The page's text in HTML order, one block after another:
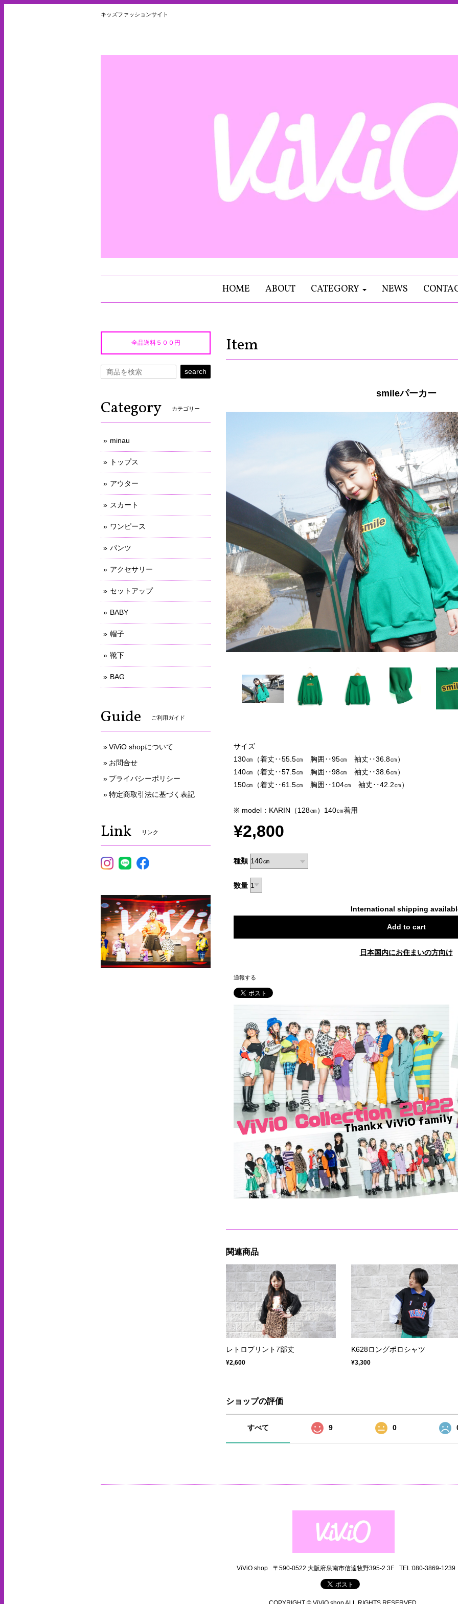
キッズファッションサイト
HOME ABOUT CATEGORY NEWS
Item
smileパーカー
サイズ
130㎝（着丈‥55.5㎝ 胸囲‥95㎝ 袖丈‥36.8㎝）
140㎝（着丈‥57.5㎝ 胸囲‥98㎝ 袖丈‥38.6㎝）
150㎝（着丈‥61.5㎝ 胸囲‥104㎝ 袖丈‥42.2㎝）
※ model：KARIN（128㎝）140㎝着用
¥2,800
種類
数量
International shipping
Add to cart
日本国内にお住まいの方向け
通報する
関連商品
レトロプリント7部丈
¥2,600
K628ロングポロシャツ
¥3,300
ショップの評価
すべて 9 0
全品送料５００円
search
Category カテゴリー
minau
トップス
アウター
スカート
ワンピース
パンツ
アクセサリー
セットアップ
BABY
帽子
靴下
BAG
Guide ご利用ガイド
ViViO shopについて
お問合せ
プライバシーポリシー
特定商取引法に基づく表記
Link リンク
ViViO shop 〒590-0522 大阪府泉南市信達牧野395-2 3F TEL:080-3869-1239